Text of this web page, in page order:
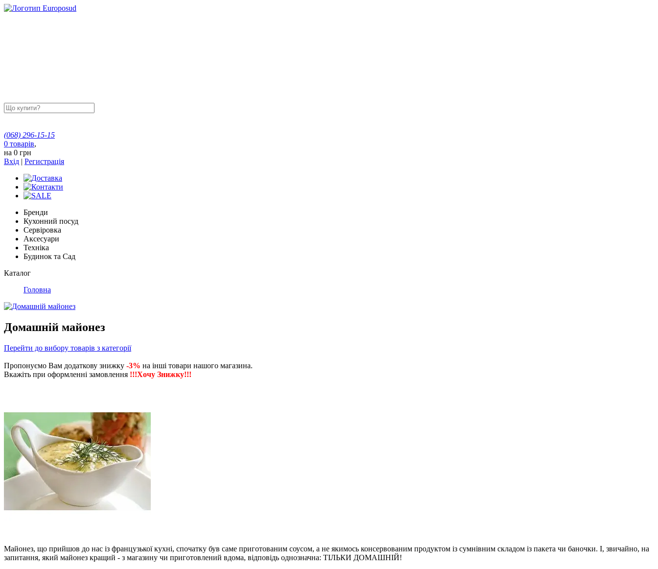
(068) 296-15-15
0 товарів,
на 0 грн
Вхід | Регистрація
Бренди
Кухонний посуд
Сервіровка
Аксесуари
Техніка
Будинок та Сад
Каталог
Головна
Домашній майонез
Перейти до вибору товарів з категорії
Пропонуємо Вам додаткову знижку -3% на інші товари нашого магазина.
Вкажіть при оформленні замовлення !!!Хочу Знижку!!!
Майонез, що прийшов до нас із французької кухні, спочатку був саме приготованим соусом, а не якимось консервованим продуктом із сумнівним складом із пакета чи баночки. І, звичайно, на
запитання, який майонез кращий - з магазину чи приготовлений вдома, відповідь однозначна: ТІЛЬКИ ДОМАШНІЙ!